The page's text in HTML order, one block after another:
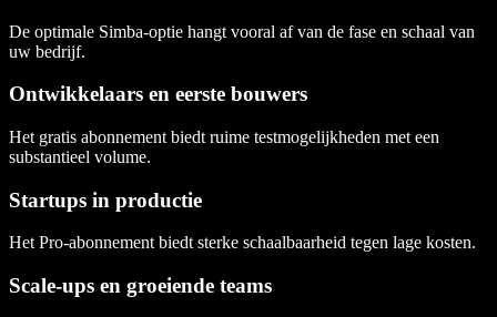
De optimale Simba-optie hangt vooral af van de fase en schaal van
uw bedrijf.
Ontwikkelaars en eerste bouwers
Het gratis abonnement biedt ruime testmogelijkheden met een
substantieel volume.
Startups in productie
Het Pro-abonnement biedt sterke schaalbaarheid tegen lage kosten.
Scale-ups en groeiende teams